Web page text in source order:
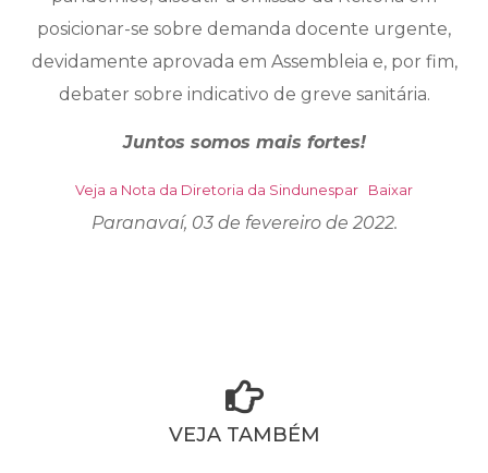
posicionar-se sobre demanda docente urgente,
devidamente aprovada em Assembleia e, por fim,
debater sobre indicativo de greve sanitária.
Juntos somos mais fortes!
Veja a Nota da Diretoria da Sindunespar Baixar
Paranavaí, 03 de fevereiro de 2022.
VEJA TAMBÉM